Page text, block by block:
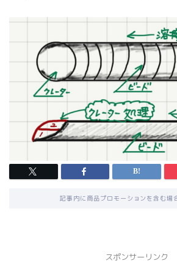
記事内に商品プロモーションを含む場
スポンサーリンク